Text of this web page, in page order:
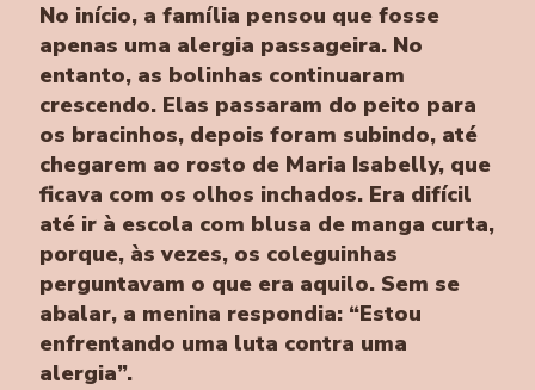
No início, a família pensou que fosse
apenas uma alergia passageira. No
entanto, as bolinhas continuaram
crescendo. Elas passaram do peito para
os bracinhos, depois foram subindo, até
chegarem ao rosto de Maria Isabelly, que
ficava com os olhos inchados. Era difícil
até ir à escola com blusa de manga curta,
porque, às vezes, os coleguinhas
perguntavam o que era aquilo. Sem se
abalar, a menina respondia: “Estou
enfrentando uma luta contra uma
alergia”.